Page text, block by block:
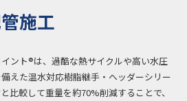
施工
ント®は、過酷な熱サイクルや高い水圧
えた温水対応樹脂継手・ヘッダーシリー
比較して重量を約70%削減することで、